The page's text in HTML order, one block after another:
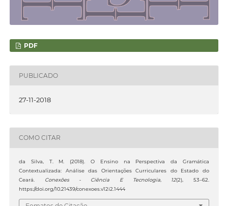
PDF
PUBLICADO
27-11-2018
COMO CITAR
da Silva, T. M. (2018). O Ensino na Perspectiva da Gramática
Contextualizada: Análise das Orientações Curriculares do Estado do
Ceará.
Conexões - Ciência E Tecnologia, 12(2), 53–62.
https://doi.org/10.21439/conexoes.v12i2.1444